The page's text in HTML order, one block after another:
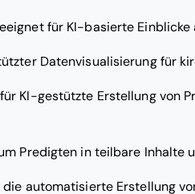
für KI-basierte
Datenvisualisierung für
KI-gestützte Erstellung von
Predigten in teilbare Inhalte
die automatisierte Erstellung